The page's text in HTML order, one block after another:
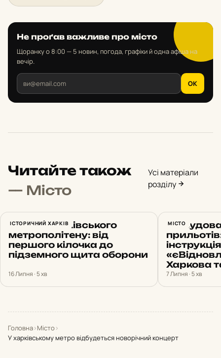
Не проґав важливе про місто
Щоранку о 8:00 — 5 новин, погода, графіки й одна афіша на
вечір.
OK
Читайте також
— Місто
Усі матеріали
розділу
ІСТОРИЧНИЙ ХАРКІВ
Історія Харківського
метрополітену: від
першого кілочка до
підземного щита оборони
16 Липня · 5 хв
МІСТО
Харкова
7 Липня · 5 хв
Головна›Місто ›
У харківському метро відбудеться новорічний концерт